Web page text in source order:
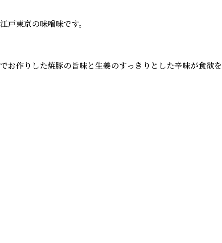
戸東京の味噌味です。
お作りした焼豚の旨味と生姜のすっきりとした辛味が食欲